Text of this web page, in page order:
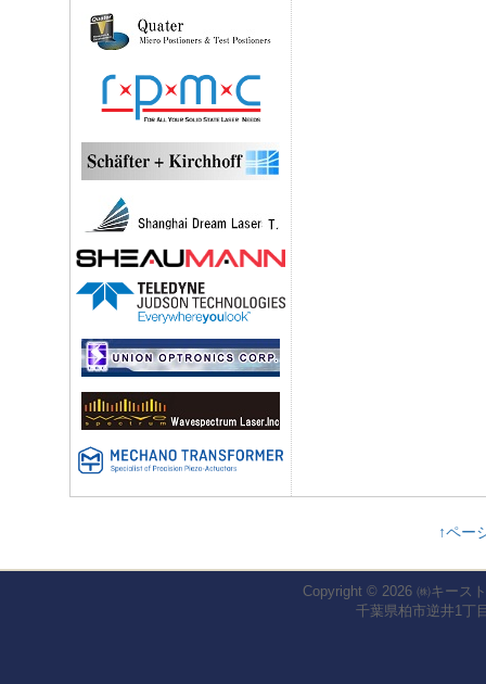
↑ペー
Copyright © 2026 ㈱キース
千葉県柏市逆井1丁